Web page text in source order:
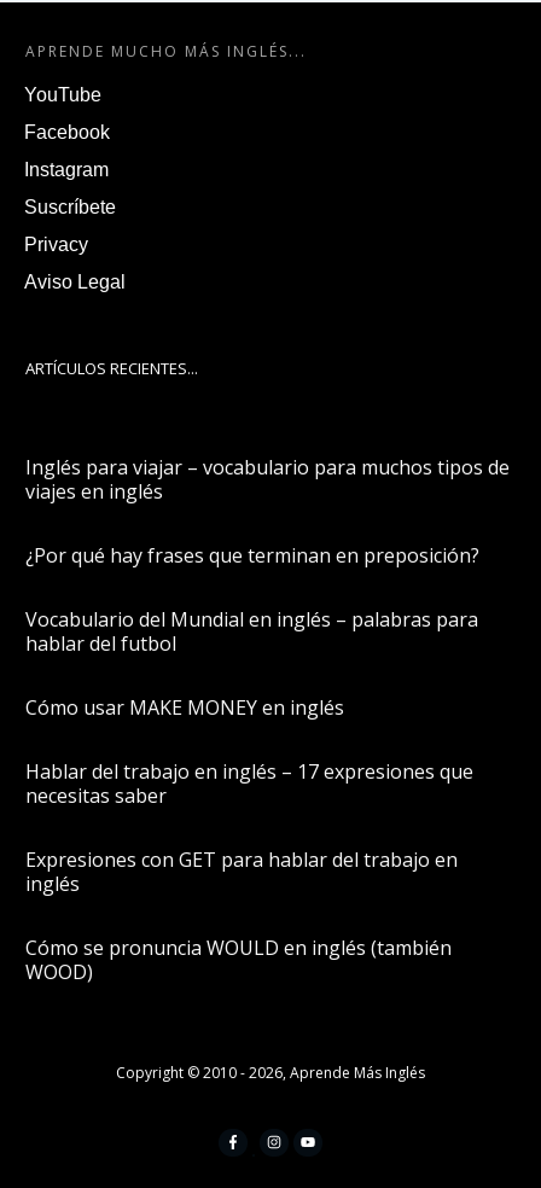
APRENDE MUCHO MÁS INGLÉS...
YouTube
Facebook
Instagram
Suscríbete
Privacy
Aviso Legal
ARTÍCULOS RECIENTES...
Inglés para viajar – vocabulario para muchos tipos de
viajes en inglés
¿Por qué hay frases que terminan en preposición?
Vocabulario del Mundial en inglés – palabras para
hablar del futbol
Cómo usar MAKE MONEY en inglés
Hablar del trabajo en inglés – 17 expresiones que
necesitas saber
Expresiones con GET para hablar del trabajo en
inglés
Cómo se pronuncia WOULD en inglés (también
WOOD)
Copyright © 2010 -2026,Aprende Más Inglés